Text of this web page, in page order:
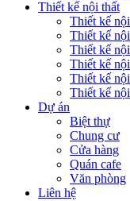
Thiết kế nội thất
Thiết kế
Thiết kế
Thiết kế
Thiết kế
Thiết kế
Thiết kế
Dự án
Biệt thự
Chung cư
Cửa hàng
Quán cafe
Văn phòng
Liên hệ